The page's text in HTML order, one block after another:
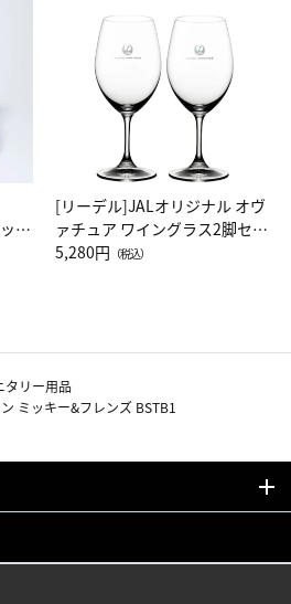
グ
[リーデル]JALオリジナル オヴ
ァチュア ワイングラス2脚セッ
ト（レッドワイン）
5,280円 （税込）
タリー用品
ミッキー&フレンズ BSTB1